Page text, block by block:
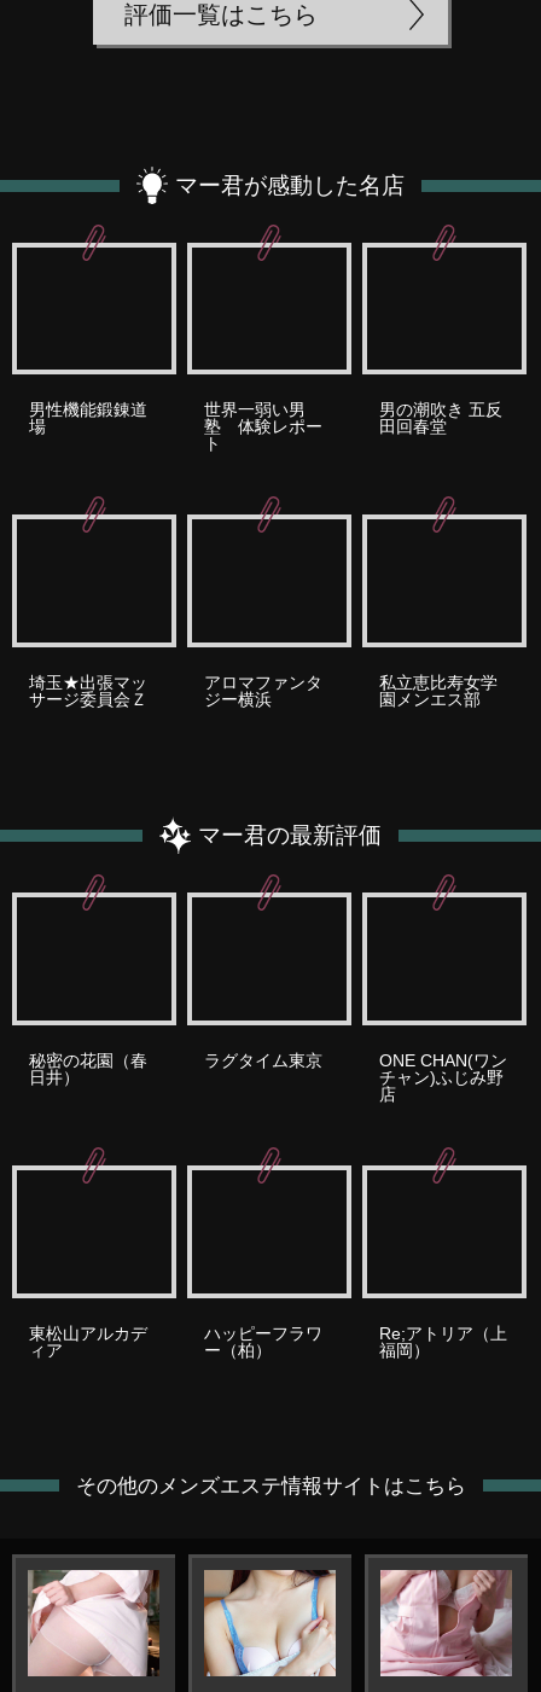
評価一覧はこちら
マー君が感動した名店
男性機能鍛錬道
場
世界一弱い男
塾 体験レポー
ト
男の潮吹き 五反
田回春堂
埼玉★出張マッ
サージ委員会Ｚ
アロマファンタ
ジー横浜
私立恵比寿女学
園メンエス部
マー君の最新評価
秘密の花園（春
日井）
ラグタイム東京
ONE CHAN(ワン
チャン)ふじみ野
店
東松山アルカデ
ィア
ハッピーフラワ
ー（柏）
Re;アトリア（上
福岡）
その他のメンズエステ情報サイトはこちら